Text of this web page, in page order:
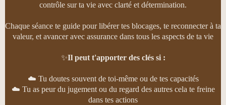
contrôle sur ta vie avec clarté et détermination.
Chaque séance te guide pour libérer tes blocages, te reconnecter à ta
valeur, et avancer avec assurance dans tous les aspects de ta vie
✨Il peut t'apporter des clés si :
☁️ Tu doutes souvent de toi-même ou de tes capacités
☁️ Tu as peur du jugement ou du regard des autres cela te freine
dans tes actions